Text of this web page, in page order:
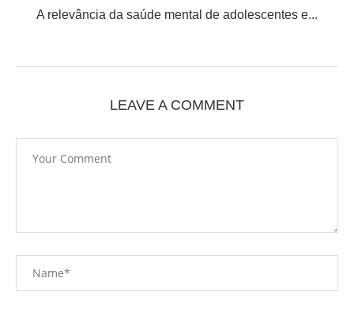
A relevância da saúde mental de adolescentes e...
LEAVE A COMMENT